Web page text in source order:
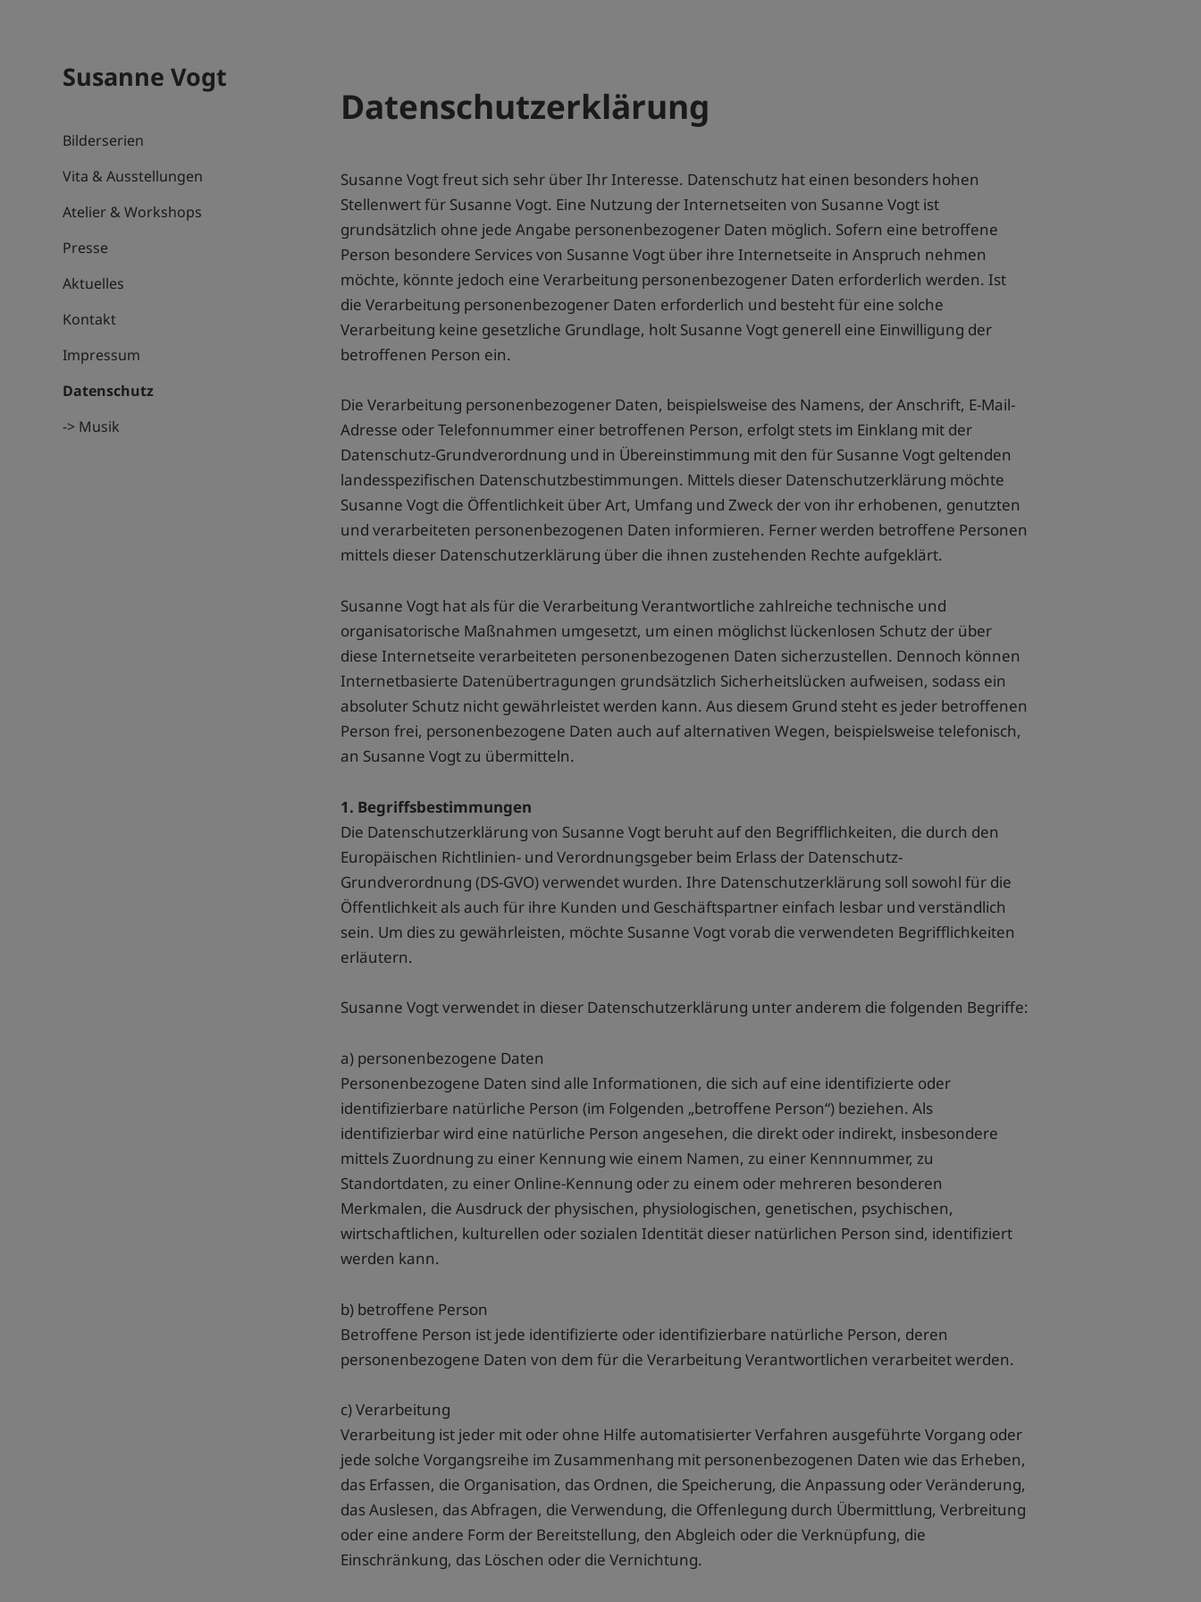
Susanne Vogt
Bilderserien
Vita & Ausstellungen
Atelier & Workshops
Presse
Aktuelles
Kontakt
Impressum
Datenschutz
-> Musik
Datenschutzerklärung
Susanne Vogt freut sich sehr über Ihr Interesse. Datenschutz hat einen besonders hohen
Stellenwert für Susanne Vogt. Eine Nutzung der Internetseiten von Susanne Vogt ist
grundsätzlich ohne jede Angabe personenbezogener Daten möglich. Sofern eine betroffene
Person besondere Services von Susanne Vogt über ihre Internetseite in Anspruch nehmen
möchte, könnte jedoch eine Verarbeitung personenbezogener Daten erforderlich werden. Ist
die Verarbeitung personenbezogener Daten erforderlich und besteht für eine solche
Verarbeitung keine gesetzliche Grundlage, holt Susanne Vogt generell eine Einwilligung der
betroffenen Person ein.
Die Verarbeitung personenbezogener Daten, beispielsweise des Namens, der Anschrift, E-Mail-
Adresse oder Telefonnummer einer betroffenen Person, erfolgt stets im Einklang mit der
Datenschutz-Grundverordnung und in Übereinstimmung mit den für Susanne Vogt geltenden
landesspezifischen Datenschutzbestimmungen. Mittels dieser Datenschutzerklärung möchte
Susanne Vogt die Öffentlichkeit über Art, Umfang und Zweck der von ihr erhobenen, genutzten
und verarbeiteten personenbezogenen Daten informieren. Ferner werden betroffene Personen
mittels dieser Datenschutzerklärung über die ihnen zustehenden Rechte aufgeklärt.
Susanne Vogt hat als für die Verarbeitung Verantwortliche zahlreiche technische und
organisatorische Maßnahmen umgesetzt, um einen möglichst lückenlosen Schutz der über
diese Internetseite verarbeiteten personenbezogenen Daten sicherzustellen. Dennoch können
Internetbasierte Datenübertragungen grundsätzlich Sicherheitslücken aufweisen, sodass ein
absoluter Schutz nicht gewährleistet werden kann. Aus diesem Grund steht es jeder betroffenen
Person frei, personenbezogene Daten auch auf alternativen Wegen, beispielsweise telefonisch,
an Susanne Vogt zu übermitteln.
1. Begriffsbestimmungen
Die Datenschutzerklärung von Susanne Vogt beruht auf den Begrifflichkeiten, die durch den
Europäischen Richtlinien- und Verordnungsgeber beim Erlass der Datenschutz-
Grundverordnung (DS-GVO) verwendet wurden. Ihre Datenschutzerklärung soll sowohl für die
Öffentlichkeit als auch für ihre Kunden und Geschäftspartner einfach lesbar und verständlich
sein. Um dies zu gewährleisten, möchte Susanne Vogt vorab die verwendeten Begrifflichkeiten
erläutern.
Susanne Vogt verwendet in dieser Datenschutzerklärung unter anderem die folgenden Begriffe:
a) personenbezogene Daten
Personenbezogene Daten sind alle Informationen, die sich auf eine identifizierte oder
identifizierbare natürliche Person (im Folgenden „betroffene Person“) beziehen. Als
identifizierbar wird eine natürliche Person angesehen, die direkt oder indirekt, insbesondere
mittels Zuordnung zu einer Kennung wie einem Namen, zu einer Kennnummer, zu
Standortdaten, zu einer Online-Kennung oder zu einem oder mehreren besonderen
Merkmalen, die Ausdruck der physischen, physiologischen, genetischen, psychischen,
wirtschaftlichen, kulturellen oder sozialen Identität dieser natürlichen Person sind, identifiziert
werden kann.
b) betroffene Person
Betroffene Person ist jede identifizierte oder identifizierbare natürliche Person, deren
personenbezogene Daten von dem für die Verarbeitung Verantwortlichen verarbeitet werden.
c) Verarbeitung
Verarbeitung ist jeder mit oder ohne Hilfe automatisierter Verfahren ausgeführte Vorgang oder
jede solche Vorgangsreihe im Zusammenhang mit personenbezogenen Daten wie das Erheben,
das Erfassen, die Organisation, das Ordnen, die Speicherung, die Anpassung oder Veränderung,
das Auslesen, das Abfragen, die Verwendung, die Offenlegung durch Übermittlung, Verbreitung
oder eine andere Form der Bereitstellung, den Abgleich oder die Verknüpfung, die
Einschränkung, das Löschen oder die Vernichtung.